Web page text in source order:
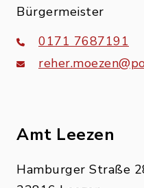
Bürgermeister
0171 7687191
Amt Leezen
Hamburger Straße